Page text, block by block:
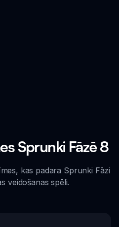
Sprunki Fāzē 8
kas padara Sprunki Fāzi
veidošanas spēli.